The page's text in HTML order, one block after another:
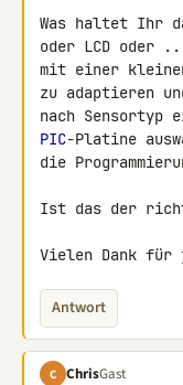
Was haltet Ihr
oder LCD oder
mit einer
zu adaptieren
PIC-Platine
die
Ist das der
Vielen Dank für
Antwort
C ChrisGast